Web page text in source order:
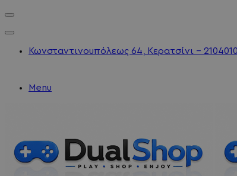
Κωνσταντινουπόλεως 64, Κερατσίνι -
Menu